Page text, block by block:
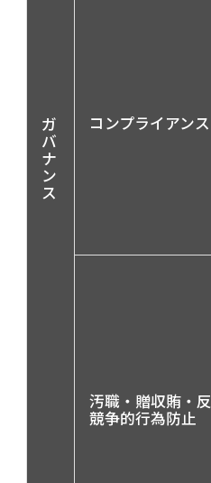
ガ
バ
ナ
ン
ス
コンプライアンス
汚職・贈収賄・反
競争的行為防止